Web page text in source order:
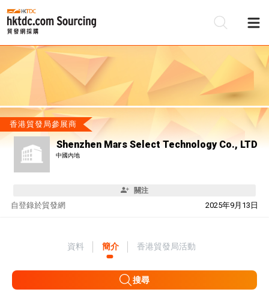
香港貿發局參展商
Shenzhen Mars Select Technology Co., LTD
中國內地
關注
自 2025年9月13日
登錄於貿發網
資料 簡介 香港貿發局活動
搜尋